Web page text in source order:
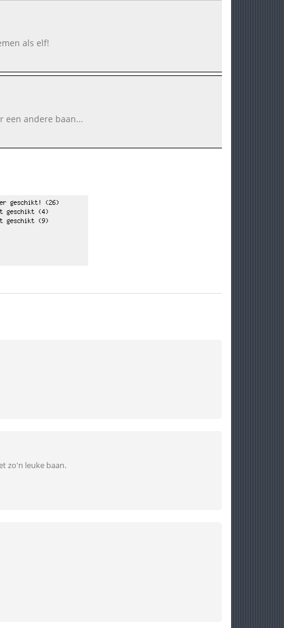
als elf!
een andere baan...
zo'n leuke baan.